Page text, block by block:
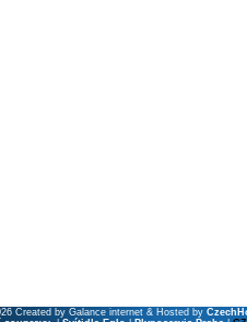
Created by Galance internet & Hosted by